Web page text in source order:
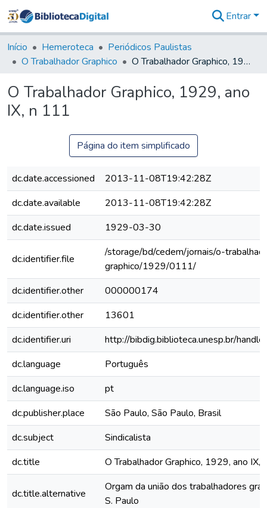
&
Coleções
Tudo na
Digital
Entrar
Início Hemeroteca
Periódicos Paulistas
O Trabalhador Graphico
O Trabalhador Graphico, 1929, ano IX, n 111
O Trabalhador Graphico, 1929, ano
IX, n 111
Página do item simplificado
dc.date.accessioned
2013-11-08T19:42:28Z
dc.date.available
2013-11-08T19:42:28Z
dc.date.issued
1929-03-30
dc.identifier.file
/storage/bd/cedem/jornais/o-
graphico/1929/0111/
dc.identifier.other
000000174
dc.identifier.other
13601
dc.identifier.uri
http://bibdig.biblioteca.unesp.br/
dc.language
Português
dc.language.iso
pt
dc.publisher.place
São Paulo, São Paulo, Brasil
dc.subject
Sindicalista
dc.title
O Trabalhador Graphico, 1929, ano IX,
dc.title.alternative
Orgam da união dos trabalhadores
S. Paulo